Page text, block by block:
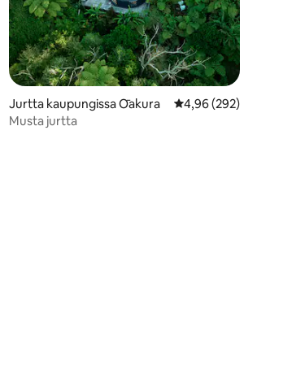
arvio 4,96/5, 70 arvostelua
Jurtta kaupungissa Ōakura Keskimääräinen arvio
4,96 (292)
Musta jurtta